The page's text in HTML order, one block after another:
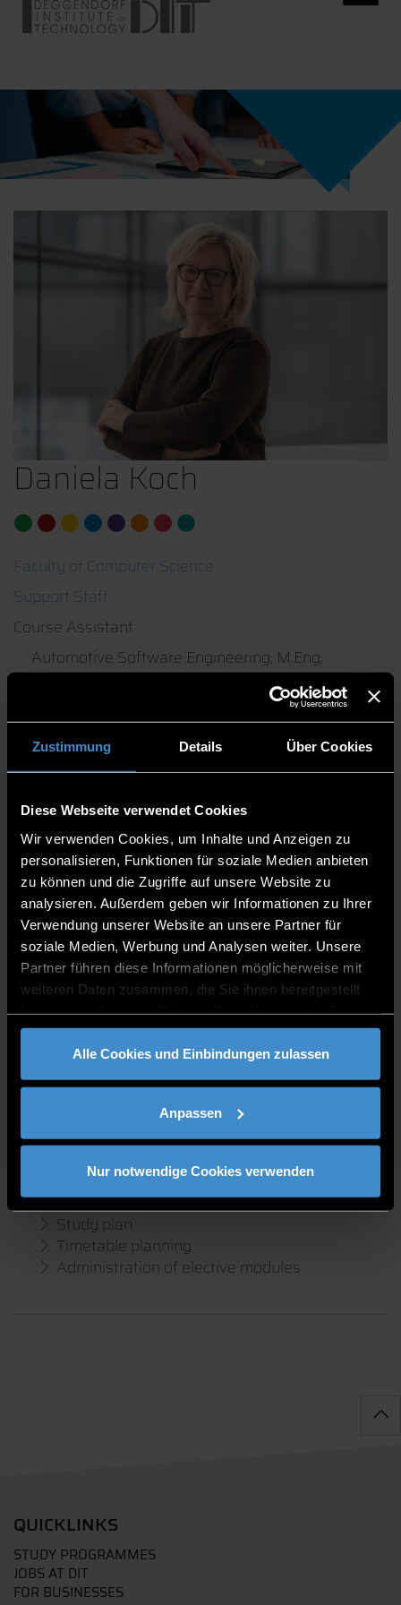
Zustimmung Details Über Cookies
Diese Webseite verwendet Cookies
Wir verwenden Cookies, um Inhalte und Anzeigen zu
personalisieren, Funktionen für soziale Medien anbieten
zu können und die Zugriffe auf unsere Website zu
analysieren. Außerdem geben wir Informationen zu Ihrer
Verwendung unserer Website an unsere Partner für
soziale Medien, Werbung und Analysen weiter. Unsere
Partner führen diese Informationen möglicherweise mit
weiteren Daten zusammen, die Sie ihnen bereitgestellt
gesammelt haben.
Alle Cookies und Einbindungen zulassen
Anpassen
Nur notwendige Cookies verwenden
Daniela Koch
Faculty of Computer Science
Support Staff
Course Assistant
Automotive Software Engineering, M.Eng.
Artificial Intelligence and Data Science, M.Sc.
Entrepreneurial Game Development, M.Sc.
Contact person for:
Study plan
Administration of elective modules
ITC2+ 0.02
0991/3615-8326
BÜROZEITEN
Office: Monday, Tuesday, Thursday 8:00 AM - 3:30
PM Remote/Teams: Monday - Thursday 8:00 AM -
Contact person for:
Study plan
Timetable planning
Administration of elective modules
QUICKLINKS
STUDY PROGRAMMES
JOBS AT DIT
FOR BUSINESSES